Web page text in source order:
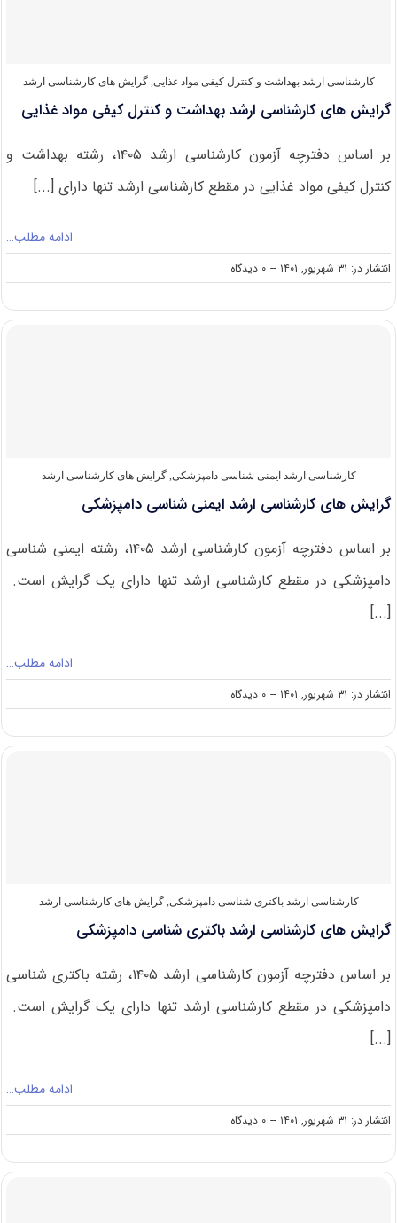
کارشناسی ارشد بهداشت و کنترل کیفی مواد غذایی,گرایش های کارشناسی ارشد
گرایش های کارشناسی ارشد بهداشت و کنترل کیفی مواد غذایی
بر اساس دفترچه آزمون کارشناسی ارشد ۱۴۰۵، رشته بهداشت و
کنترل کیفی مواد غذایی در مقطع کارشناسی ارشد تنها دارای [...]
ادامه مطلب…
انتشار در: ۳۱ شهریور, ۱۴۰۱ -- ۰ دیدگاه
on
گرایش
کارشناسی
کارشناسی ارشد ایمنی‌ شناسی دامپزشکی,گرایش های کارشناسی ارشد
گرایش های کارشناسی ارشد ایمنی شناسی دامپزشکی
بر اساس دفترچه آزمون کارشناسی ارشد ۱۴۰۵، رشته ایمنی شناسی
دامپزشکی در مقطع کارشناسی ارشد تنها دارای یک گرایش است.
[...]
ادامه مطلب…
انتشار در: ۳۱ شهریور, ۱۴۰۱ -- ۰ دیدگاه
on
گرایش
کارشناسی
کارشناسی ارشد باکتری‌ شناسی دامپزشکی,گرایش های کارشناسی ارشد
گرایش های کارشناسی ارشد باکتری شناسی دامپزشکی
بر اساس دفترچه آزمون کارشناسی ارشد ۱۴۰۵، رشته باکتری شناسی
دامپزشکی در مقطع کارشناسی ارشد تنها دارای یک گرایش است.
[...]
ادامه مطلب…
انتشار در: ۳۱ شهریور, ۱۴۰۱ -- ۰ دیدگاه
on
گرایش
کارشناسی